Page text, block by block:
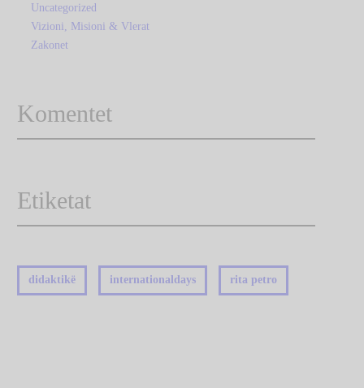
Uncategorized
Vizioni, Misioni & Vlerat
Zakonet
Komentet
Etiketat
didaktikë internationaldays rita petro